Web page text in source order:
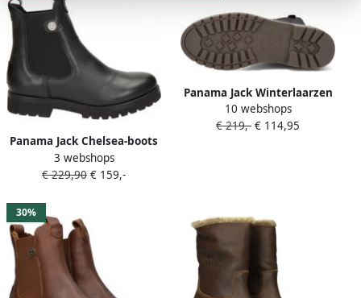
Panama Jack Chelsea-boots
Francesca Igloo Enkellaars
boots blokhak profielzool
3 webshops
€ 229,90 € 159,-
Panama Jack Winterlaarzen
Bambina laarzen profielzool
in klassieke uitstraling
10 webshops
€ 219,- € 114,95
30%